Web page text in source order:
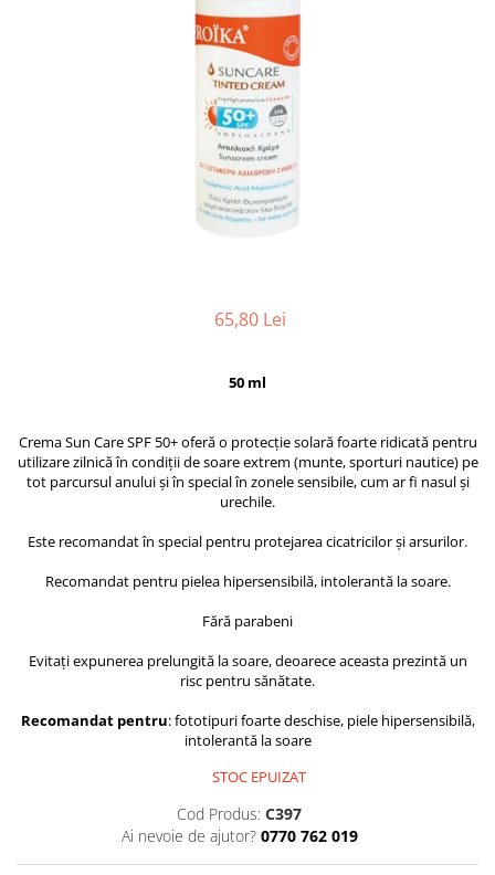
65,80 Lei
50 ml
Crema Sun Care SPF 50+ oferă o protecție solară foarte ridicată pentru
utilizare zilnică în condiții de soare extrem (munte, sporturi nautice) pe
tot parcursul anului și în special în zonele sensibile, cum ar fi nasul și
urechile.
Este recomandat în special pentru protejarea cicatricilor și arsurilor.
Recomandat pentru pielea hipersensibilă, intolerantă la soare.
Fără parabeni
Evitați expunerea prelungită la soare, deoarece aceasta prezintă un
risc pentru sănătate.
Recomandat pentru: fototipuri foarte deschise, piele hipersensibilă,
intolerantă la soare
STOC EPUIZAT
Cod Produs: C397
Ai nevoie de ajutor? 0770 762 019